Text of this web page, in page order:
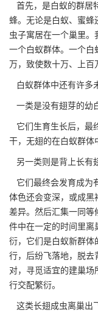
首先，是白蚁的群居
蜂。无论是白蚁、蜜蜂
虫子寓居在一个巢里。
一个白蚁群体。一个白
万，致使数十万、上百
白蚁群体中还有许多
一类是没有翅芽的幼
它们生育生长后，最
干，无翅的在白蚁群体
另一类则是背上长有
它们最终会发育成为
体色还会变深，或成黑
差异。然后汇集一同等
件中在一定的时间里离
衍，它们是白蚁新群体
行，后纷飞落地，脱去
对，寻觅适宜的建巢场
行交配繁衍。
这类长翅成虫离巢出